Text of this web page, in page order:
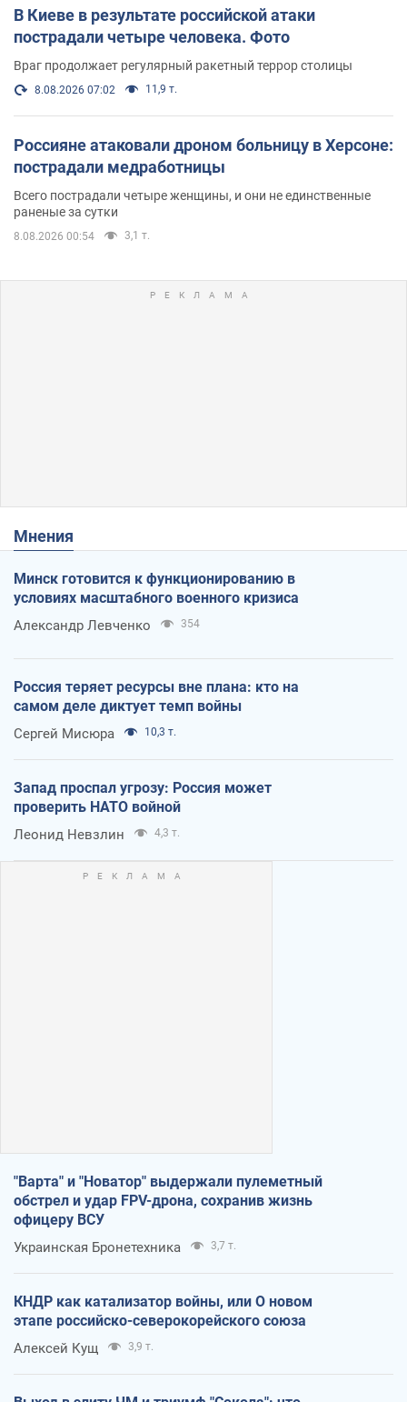
В Киеве в результате российской атаки
пострадали четыре человека. Фото
Враг продолжает регулярный ракетный террор столицы
8.08.2026 07:02 11,9 т.
Россияне атаковали дроном больницу в Херсоне:
пострадали медработницы
Всего пострадали четыре женщины, и они не единственные
раненые за сутки
8.08.2026 00:54 3,1 т.
Мнения
Минск готовится к функционированию в
условиях масштабного военного кризиса
Александр Левченко 354
Россия теряет ресурсы вне плана: кто на
самом деле диктует темп войны
Сергей Мисюра 10,3 т.
Запад проспал угрозу: Россия может
проверить НАТО войной
Леонид Невзлин 4,3 т.
"Варта" и "Новатор" выдержали пулеметный
обстрел и удар FPV-дрона, сохранив жизнь
офицеру ВСУ
Украинская Бронетехника 3,7 т.
КНДР как катализатор войны, или О новом
этапе российско-северокорейского союза
Алексей Кущ 3,9 т.